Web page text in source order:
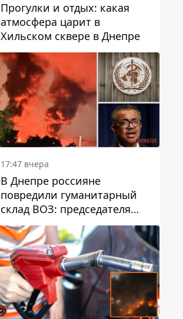
Прогулки и отдых: какая
атмосфера царит в
Хильском сквере в Днепре
17:47 вчера
В Днепре россияне
повредили гуманитарный
склад ВОЗ: председателя
организации критикуют за
"неоднозначное"
сообщение